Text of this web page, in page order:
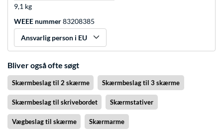
9,1 kg
WEEE nummer83208385
Ansvarlig person i EU
Bliver også ofte søgt
Skærmbeslag til 2 skærme Skærmbeslag til 3 skærme
Skærmbeslag til skrivebordet Skærmstativer
Vægbeslag til skærme Skærmarme